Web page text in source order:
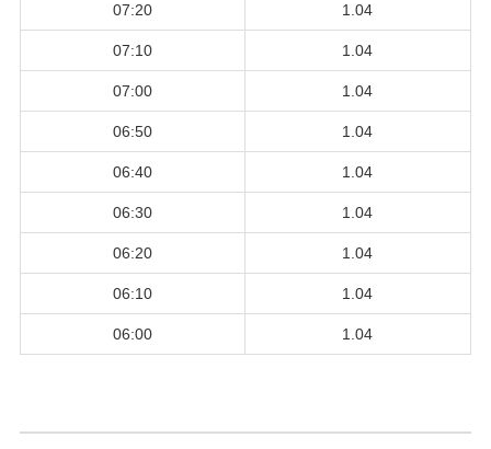
07:20 1.04
07:10 1.04
07:00 1.04
06:50 1.04
06:40 1.04
06:30 1.04
06:20 1.04
06:10 1.04
06:00 1.04